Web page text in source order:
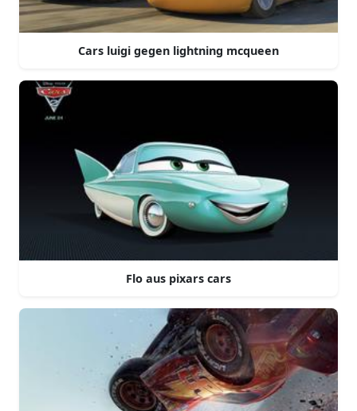
Cars luigi gegen lightning mcqueen
Flo aus pixars cars